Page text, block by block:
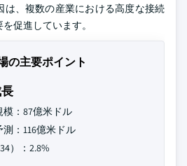
は、複数の産業における高度な接続
促進しています。
の主要ポイント
模：87億米ドル
：116億米ドル
）：2.8%